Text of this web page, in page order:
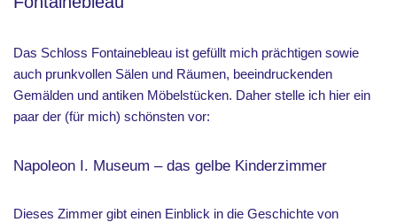
Das Schloss Fontainebleau ist gefüllt mich prächtigen sowie
auch prunkvollen Sälen und Räumen, beeindruckenden
Gemälden und antiken Möbelstücken. Daher stelle ich hier ein
paar der (für mich) schönsten vor:
Napoleon I. Museum – das gelbe Kinderzimmer
Dieses Zimmer gibt einen Einblick in die Geschichte von